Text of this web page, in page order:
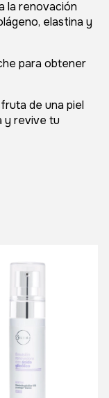
la renovación
elastina y
para obtener
de una piel
y revive tu